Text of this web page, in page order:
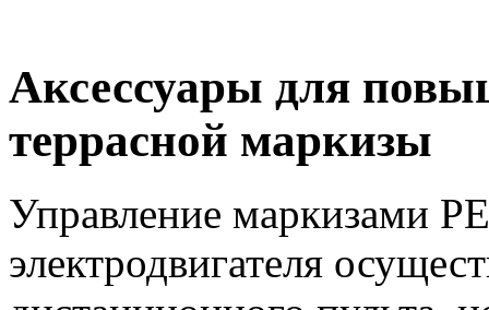
Аксессуары для
террасной маркизы
Управление маркизами
электродвигателя